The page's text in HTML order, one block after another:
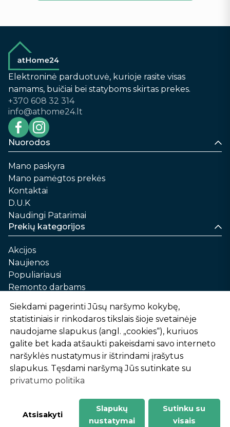
Elektroninė parduotuvė, kurioje rasite visas
namams, buičiai bei statyboms skirtas prekes.
+370 608 32 314
info@athome24.lt
Nuorodos
Mano paskyra
Mano pamėgtos prekės
Kontaktai
D.U.K
Naudingi Patarimai
Prekių kategorijos
Akcijos
Naujienos
Populiariausi
Remonto darbams
Automobilių priežiūrai
Sodui ir daržui
Informacija
Apie mus
Prekių pirkimo – pardavimo taisyklės
Prekių pristatymas ir atsiėmimas
-
1
2
%
n
u
o
l
a
i
d
Siekdami pagerinti Jūsų naršymo kokybę,
statistiniais ir rinkodaros tikslais šioje svetainėje
naudojame slapukus (angl. „cookies“), kuriuos
galite bet kada atšaukti pakeisdami savo interneto
naršyklės nustatymus ir ištrindami įrašytus
slapukus. Tęsdami naršymą Jūs sutinkate su
privatumo politika
Atsisakyti
Slapukų
nustatymai
Sutinku su
visais